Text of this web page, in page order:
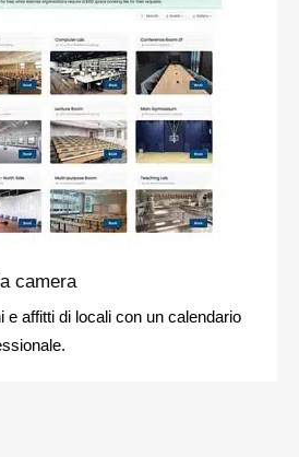
camera
e affitti di locali con un calendario